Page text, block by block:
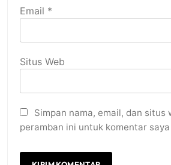
Email *
Situs Web
Simpan nama, email, dan situs
peramban ini untuk komentar